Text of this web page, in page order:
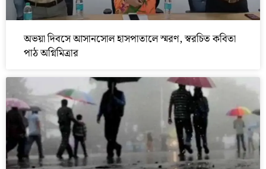
অভয়া দিবসে আসানসোল হাসপাতালে স্মরণ, স্বরচিত কবিতা
পাঠ অগ্নিমিত্রার